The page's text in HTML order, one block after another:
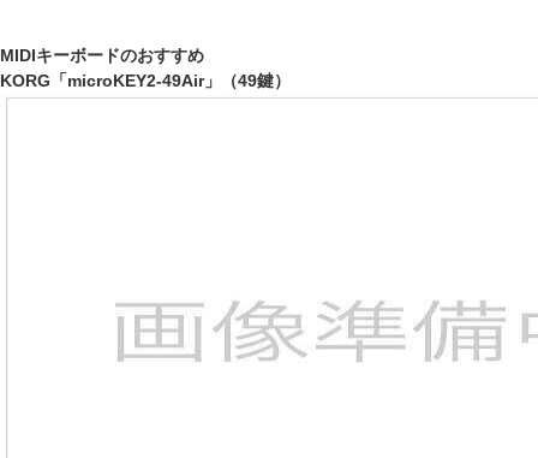
MIDIキーボードのおすすめ
KORG「microKEY2-49Air」（49鍵）